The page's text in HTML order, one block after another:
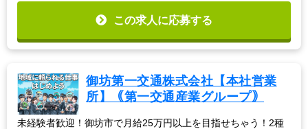
この求人に応募する
御坊第一交通株式会社【本社営業
所】｟第一交通産業グループ｠
未経験者歓迎！御坊市で月給25万円以上を目指せちゃう！2種